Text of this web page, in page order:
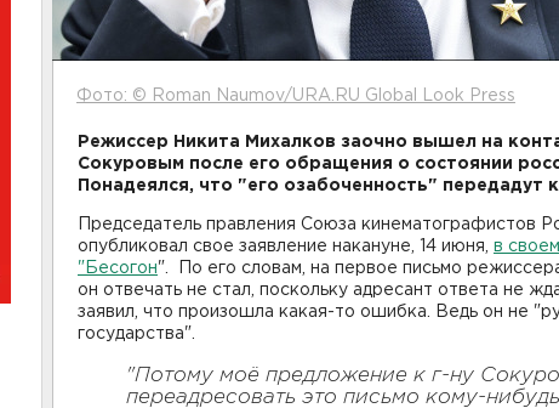
Фото: © Roman Naumov/URA.RU Global Look Press
Режиссер Никита Михалков заочно вышел на
Сокуровым после его обращения о состоянии
Понадеялся, что "его озабоченность" передадут
Председатель правления Союза кинематографистов
опубликовал свое заявление накануне, 14 июня, в
"Бесогон". По его словам, на первое письмо
он отвечать не стал, поскольку адресант ответа не
заявил, что произошла какая-то ошибка. Ведь он не
государства".
"Потому моё предложение к г-ну
переадресовать это письмо кому-